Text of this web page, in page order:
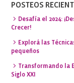
POSTEOS
Desafía el 2024:
Crecer!
Explorá las
pequeños
Transformando la
Siglo XXI